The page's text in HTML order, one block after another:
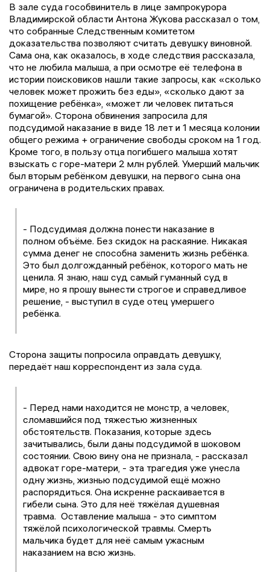
В зале суда гособвинитель в лице зампрокурора
Владимирской области Антона Жукова рассказал о том,
что собранные Следственным комитетом
доказательства позволяют считать девушку виновной.
Сама она, как оказалось, в ходе следствия рассказала,
что не любила малыша, а при осмотре её телефона в
истории поисковиков нашли такие запросы, как «сколько
человек может прожить без еды», «сколько дают за
похищение ребёнка», «может ли человек питаться
бумагой». Сторона обвинения запросила для
подсудимой наказание в виде 18 лет и 1 месяца колонии
общего режима + ограничение свободы сроком на 1 год.
Кроме того, в пользу отца погибшего малыша хотят
взыскать с горе-матери 2 млн рублей. Умерший мальчик
был вторым ребёнком девушки, на первого сына она
ограничена в родительских правах.
- Подсудимая должна понести наказание в
полном объёме. Без скидок на раскаяние. Никакая
сумма денег не способна заменить жизнь ребёнка.
Это был долгожданный ребёнок, которого мать не
ценила. Я знаю, наш суд самый гуманный суд в
мире, но я прошу вынести строгое и справедливое
решение, - выступил в суде отец умершего
ребёнка.
Сторона защиты попросила оправдать девушку,
передаёт наш корреспондент из зала суда.
- Перед нами находится не монстр, а человек,
сломавшийся под тяжестью жизненных
обстоятельств. Показания, которые здесь
зачитывались, были даны подсудимой в шоковом
состоянии. Свою вину она не признала, - рассказал
адвокат горе-матери, - эта трагедия уже унесла
одну жизнь, жизнью подсудимой ещё можно
распорядиться. Она искренне раскаивается в
гибели сына. Это для неё тяжёлая душевная
травма. Оставление малыша - это симптом
тяжёлой психологической травмы. Смерть
мальчика будет для неё самым ужасным
наказанием на всю жизнь.